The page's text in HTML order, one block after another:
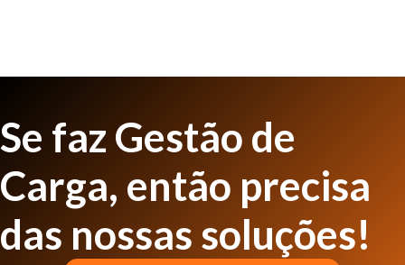
Se faz Gestão de
Carga, então precisa
das nossas soluções!